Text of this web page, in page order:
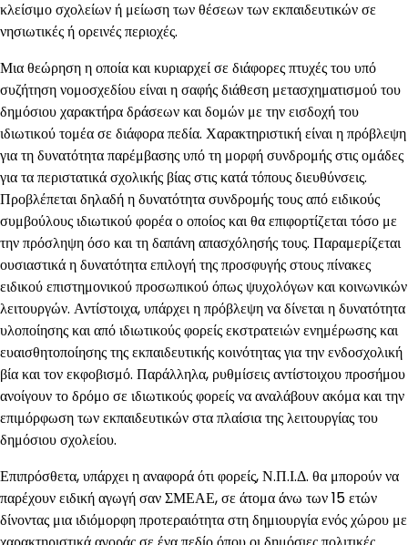
κλείσιμο σχολείων ή μείωση των θέσεων των εκπαιδευτικών σε
νησιωτικές ή ορεινές περιοχές.
Μια θεώρηση η οποία και κυριαρχεί σε διάφορες πτυχές του υπό
συζήτηση νομοσχεδίου είναι η σαφής διάθεση μετασχηματισμού του
δημόσιου χαρακτήρα δράσεων και δομών με την εισδοχή του
ιδιωτικού τομέα σε διάφορα πεδία. Χαρακτηριστική είναι η πρόβλεψη
για τη δυνατότητα παρέμβασης υπό τη μορφή συνδρομής στις ομάδες
για τα περιστατικά σχολικής βίας στις κατά τόπους διευθύνσεις.
Προβλέπεται δηλαδή η δυνατότητα συνδρομής τους από ειδικούς
συμβούλους ιδιωτικού φορέα ο οποίος και θα επιφορτίζεται τόσο με
την πρόσληψη όσο και τη δαπάνη απασχόλησής τους. Παραμερίζεται
ουσιαστικά η δυνατότητα επιλογή της προσφυγής στους πίνακες
ειδικού επιστημονικού προσωπικού όπως ψυχολόγων και κοινωνικών
λειτουργών. Αντίστοιχα, υπάρχει η πρόβλεψη να δίνεται η δυνατότητα
υλοποίησης και από ιδιωτικούς φορείς εκστρατειών ενημέρωσης και
ευαισθητοποίησης της εκπαιδευτικής κοινότητας για την ενδοσχολική
βία και τον εκφοβισμό. Παράλληλα, ρυθμίσεις αντίστοιχου προσήμου
ανοίγουν το δρόμο σε ιδιωτικούς φορείς να αναλάβουν ακόμα και την
επιμόρφωση των εκπαιδευτικών στα πλαίσια της λειτουργίας του
δημόσιου σχολείου.
Επιπρόσθετα, υπάρχει η αναφορά ότι φορείς, Ν.Π.Ι.Δ. θα μπορούν να
παρέχουν ειδική αγωγή σαν ΣΜΕΑΕ, σε άτομα άνω των 15 ετών
δίνοντας μια ιδιόμορφη προτεραιότητα στη δημιουργία ενός χώρου με